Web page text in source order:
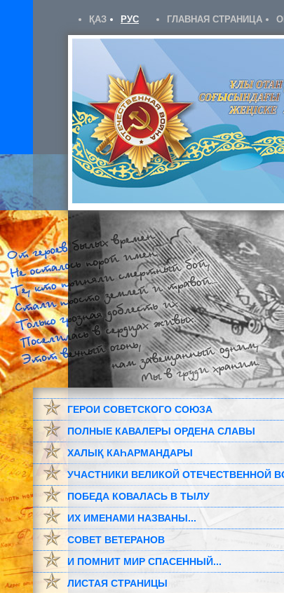
ҚАЗ РУС ГЛАВНАЯ СТРАНИЦА
ГЕРОИ СОВЕТСКОГО СОЮЗА
ПОЛНЫЕ КАВАЛЕРЫ ОРДЕНА СЛАВЫ
ХАЛЫҚ КАҺАРМАНДАРЫ
УЧАСТНИКИ ВЕЛИКОЙ ОТЕЧЕСТВЕННОЙ
ПОБЕДА КОВАЛАСЬ В ТЫЛУ
ИХ ИМЕНАМИ НАЗВАНЫ...
СОВЕТ ВЕТЕРАНОВ
И ПОМНИТ МИР СПАСЕННЫЙ...
ЛИСТАЯ СТРАНИЦЫ